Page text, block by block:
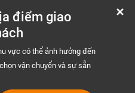
điểm giao
vực có thể ảnh hưởng đến
vận chuyển và sự sẵn